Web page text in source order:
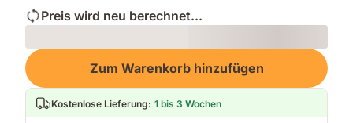
Preis wird neu berechnet...
Loading
Zum Warenkorb hinzufügen
Kostenlose Lieferung: 1 bis 3 Wochen